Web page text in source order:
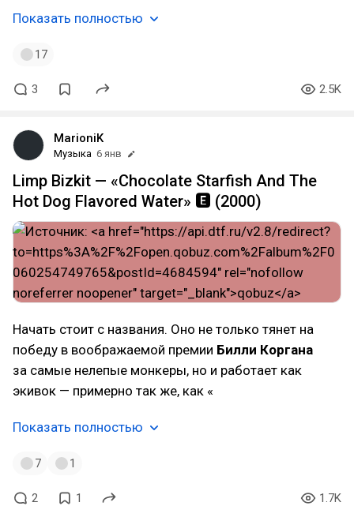
Показать полностью
17
3 2.5K
MarioniK
Музыка 6 янв
Limp Bizkit — «Chocolate Starfish And The
Hot Dog Flavored Water» 🅴 (2000)
Начать стоит с названия. Оно не только тянет на
победу в воображаемой премии Билли Коргана
за самые нелепые монкеры, но и работает как
экивок — примерно так же, как «
Показать полностью
7 1
2 1 1.7K